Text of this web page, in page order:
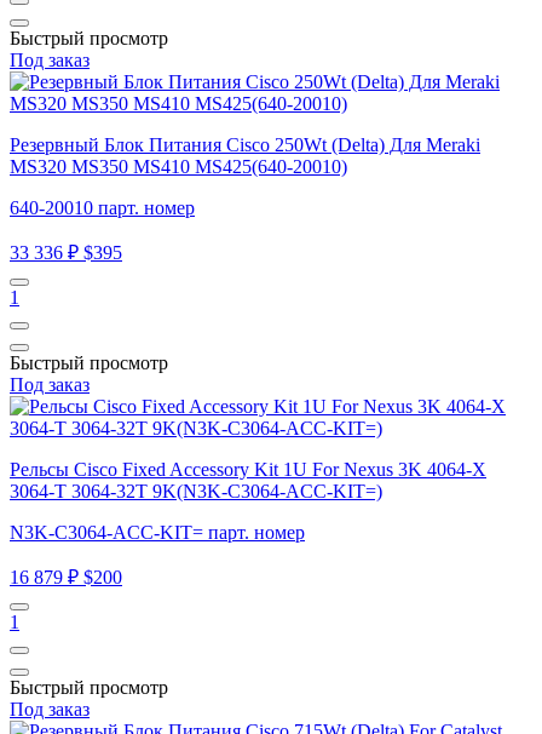
Быстрый просмотр
Под заказ
Резервный Блок Питания Cisco 250Wt (Delta) Для Meraki
MS320 MS350 MS410 MS425(640-20010)
640-20010 парт. номер
33 336 ₽ $395
1
Быстрый просмотр
Под заказ
Рельсы Cisco Fixed Accessory Kit 1U For Nexus 3K 4064-X
3064-T 3064-32T 9K(N3K-C3064-ACC-KIT=)
N3K-C3064-ACC-KIT= парт. номер
16 879 ₽ $200
1
Быстрый просмотр
Под заказ